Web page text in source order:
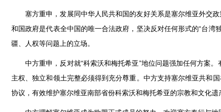
塞方重申，发展同中华人民共和国的友好关系是塞尔维亚外交
和国政府是代表全中国的唯一合法政府，坚决反对任何形式的“台
疆、人权等问题上的立场。
中方重申，反对就“科索沃和梅托希亚”地位问题强加任何方案
主权、独立和领土完整必须得到充分尊重。中方支持塞尔维亚共和
协议，有效维护塞尔维亚南部省份科索沃和梅托希亚的宗教和文化